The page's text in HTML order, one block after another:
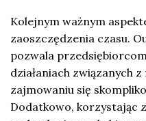
Kolejnym ważnym
zaoszczędzenia czasu.
pozwala
działaniach związanych
zajmowaniu się
Dodatkowo, korzystając